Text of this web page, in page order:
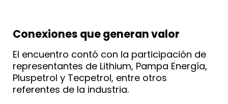
Conexiones que generan valor
El encuentro contó con la participación de
representantes de Lithium, Pampa Energía,
Pluspetrol y Tecpetrol, entre otros
referentes de la industria.